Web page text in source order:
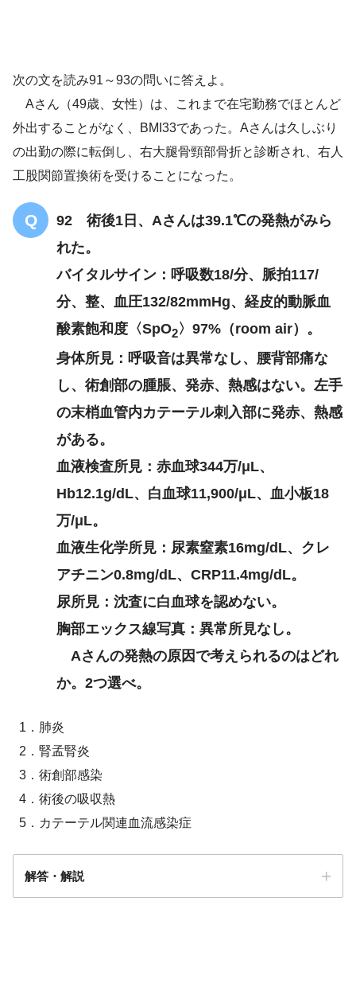
次の文を読み91～93の問いに答えよ。
Aさん（49歳、女性）は、これまで在宅勤務でほとんど
外出することがなく、BMI33であった。Aさんは久しぶり
の出勤の際に転倒し、右大腿骨頸部骨折と診断され、右人
工股関節置換術を受けることになった。
92 術後1日、Aさんは39.1℃の発熱がみら
れた。
バイタルサイン：呼吸数18/分、脈拍117/
分、整、血圧132/82mmHg、経皮的動脈血
酸素飽和度〈SpO2〉97%（room air）。
身体所見：呼吸音は異常なし、腰背部痛な
し、術創部の腫脹、発赤、熱感はない。左手
の末梢血管内カテーテル刺入部に発赤、熱感
がある。
血液検査所見：赤血球344万/μL、
Hb12.1g/dL、白血球11,900/μL、血小板18
万/μL。
血液生化学所見：尿素窒素16mg/dL、クレ
アチニン0.8mg/dL、CRP11.4mg/dL。
尿所見：沈査に白血球を認めない。
胸部エックス線写真：異常所見なし。
Aさんの発熱の原因で考えられるのはどれ
か。2つ選べ。
1．肺炎
2．腎孟腎炎
3．術創部感染
4．術後の吸収熱
5．カテーテル関連血流感染症
解答・解説